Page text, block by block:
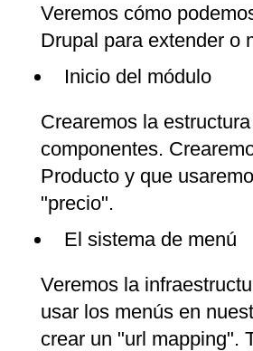
Veremos cómo
Drupal para extender o
Inicio del módulo
Crearemos la
componentes.
Producto y que
"precio".
El sistema de menú
Veremos la
usar los menús en
crear un "url mapping".